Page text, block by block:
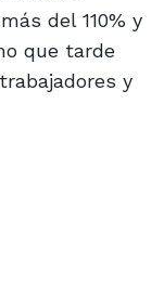
del 110% y
que tarde
y